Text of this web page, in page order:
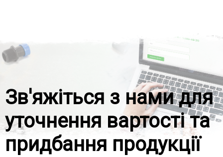
Зв'яжіться з нами для
уточнення вартості та
придбання продукції